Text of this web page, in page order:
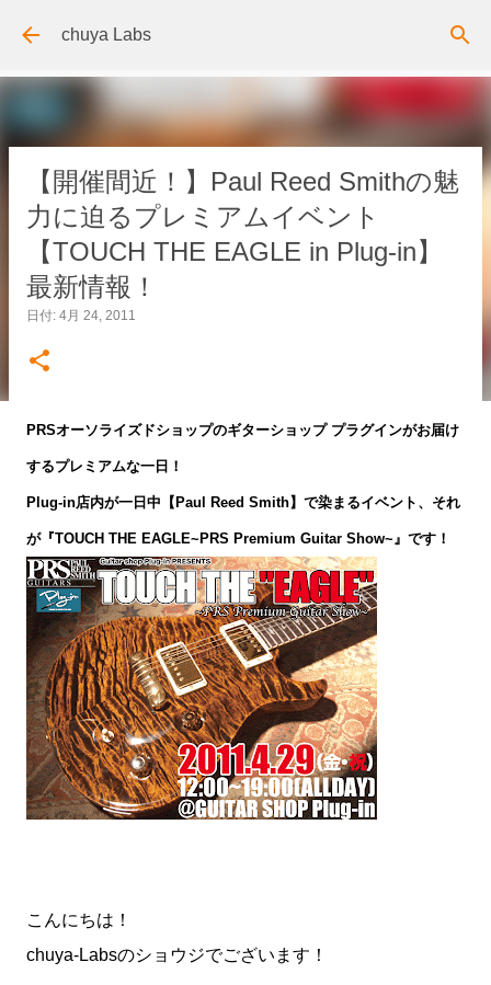
スキップしてメイン コンテンツに移動
chuya Labs
【開催間近！】Paul Reed Smithの魅
力に迫るプレミアムイベント
【TOUCH THE EAGLE in Plug-in】
最新情報！
日付: 4月 24, 2011
PRSオーソライズドショップのギターショップ プラグインがお届け
するプレミアムな一日！
Plug-in店内が一日中【Paul Reed Smith】で染まるイベント、それ
が『TOUCH THE EAGLE~PRS Premium Guitar Show~』です！
こんにちは！
chuya-Labsのショウジでございます！